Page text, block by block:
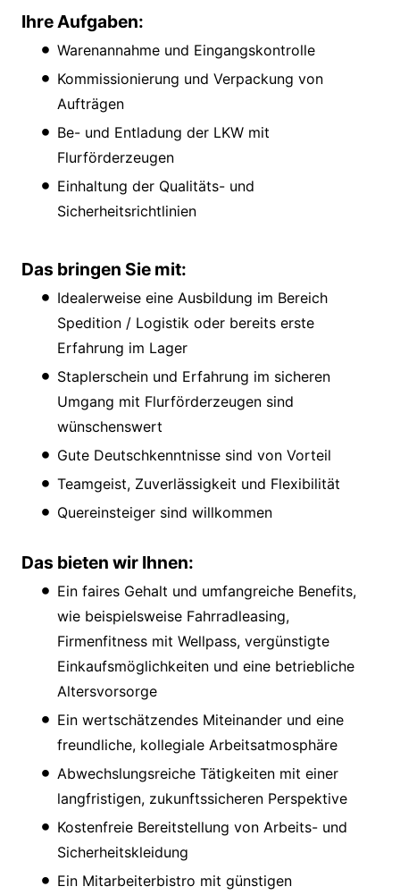
Ihre Aufgaben:
Warenannahme und Eingangskontrolle
Kommissionierung und Verpackung von
Aufträgen
Be- und Entladung der LKW mit
Flurförderzeugen
Einhaltung der Qualitäts- und
Sicherheitsrichtlinien
Das bringen Sie mit:
Idealerweise eine Ausbildung im Bereich
Spedition / Logistik oder bereits erste
Erfahrung im Lager
Staplerschein und Erfahrung im sicheren
Umgang mit Flurförderzeugen sind
wünschenswert
Gute Deutschkenntnisse sind von Vorteil
Teamgeist, Zuverlässigkeit und Flexibilität
Quereinsteiger sind willkommen
Das bieten wir Ihnen:
Ein faires Gehalt und umfangreiche Benefits,
wie beispielsweise Fahrradleasing,
Firmenfitness mit Wellpass, vergünstigte
Einkaufsmöglichkeiten und eine betriebliche
Altersvorsorge
Ein wertschätzendes Miteinander und eine
freundliche, kollegiale Arbeitsatmosphäre
Abwechslungsreiche Tätigkeiten mit einer
langfristigen, zukunftssicheren Perspektive
Kostenfreie Bereitstellung von Arbeits- und
Sicherheitskleidung
Ein Mitarbeiterbistro mit günstigen